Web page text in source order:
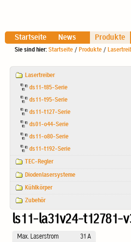
Startseite News Produkte
Sie sind hier: Startseite / Produkte /
Navigation
Lasertreiber
ds11-t85-Serie
ds11-t95-Serie
ds11-t127-Serie
ds01-o44-Serie
ds11-o80-Serie
ds11-t192-Serie
TEC-Regler
Diodenlasersysteme
Kühlkörper
Zubehör
ls11-la31v24-t12781-
Max. Laserstrom
31 A